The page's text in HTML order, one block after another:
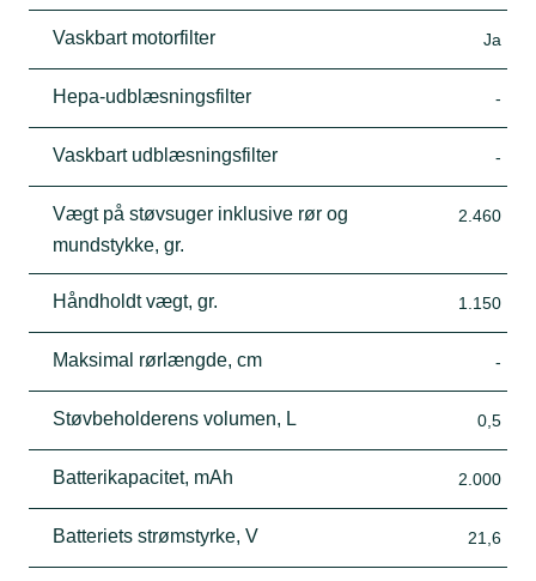
Vaskbart motorfilter Ja
Hepa-udblæsningsfilter -
Vaskbart udblæsningsfilter -
Vægt på støvsuger inklusive rør og
mundstykke, gr.
2.460
Håndholdt vægt, gr. 1.150
Maksimal rørlængde, cm -
Støvbeholderens volumen, L 0,5
Batterikapacitet, mAh 2.000
Batteriets strømstyrke, V 21,6